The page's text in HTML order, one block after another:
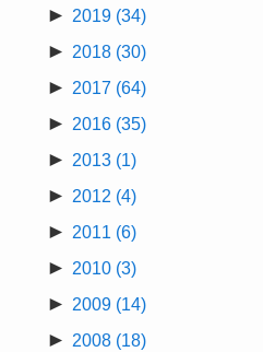
► 2019 (34)
► 2018 (30)
► 2017 (64)
► 2016 (35)
► 2013 (1)
► 2012 (4)
► 2011 (6)
► 2010 (3)
► 2009 (14)
► 2008 (18)